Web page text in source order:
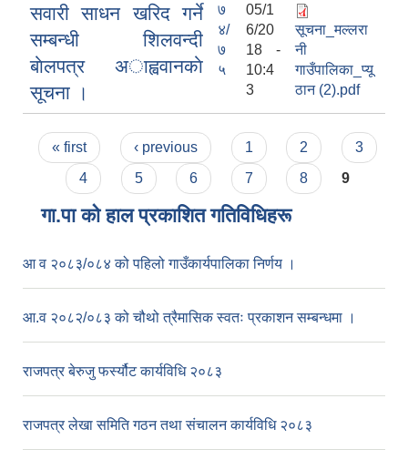
सवारी साधन खरिद गर्ने
सम्बन्धी शिलवन्दी
बाेलपत्र अाह्ववानकाे
सूचना ।
७
४/
७
५
05/1
6/20
18 -
10:4
3
सूचना_मल्लरा
नी
गाउँपालिका_प्यू
ठान (2).pdf
Pages
« first ‹ previous 1 2
3
4
5 6 7 8 9
गा.पा काे हाल प्रकाशित गतिविधिहरू
आ व २०८३/०८४ को पहिलो गाउँकार्यपालिका निर्णय ।
आ.व २०८२/०८३ को चौथो त्रैमासिक स्वतः प्रकाशन सम्बन्धमा ।
राजपत्र बेरुजु फर्स्यौट कार्यविधि २०८३
राजपत्र लेखा समिति गठन तथा संचालन कार्यविधि २०८३